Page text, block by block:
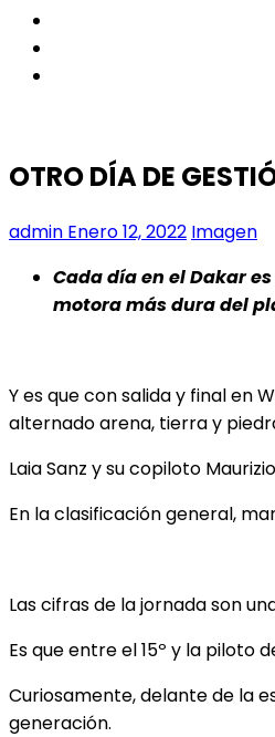
OTRO DÍA DE
admin Enero 12, 2022 Imagen
Cada día en el Dakar
motora más dura del
Y es que con salida y final en
alternado arena, tierra y
Laia Sanz y su copiloto
En la clasificación general,
Las cifras de la jornada son
Es que entre el 15º y la piloto
Curiosamente, delante de la
generación.